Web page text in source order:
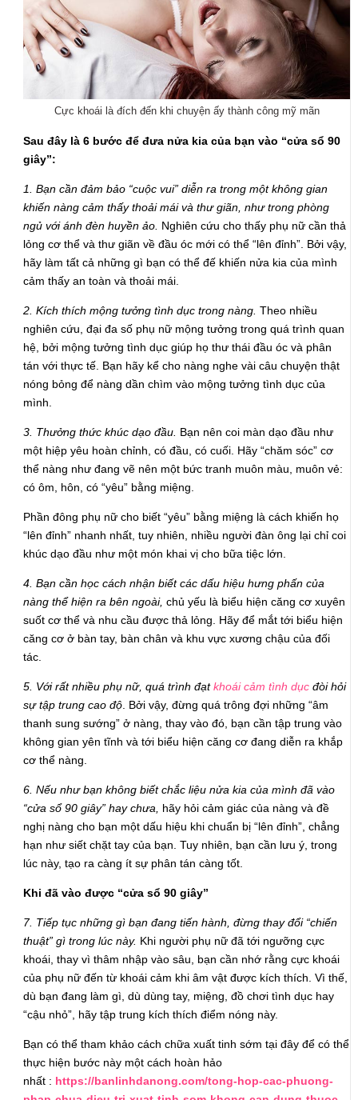
Cực khoái là đích đến khi chuyện ấy thành công mỹ mãn
Sau đây là 6 bước để đưa nửa kia của bạn vào “cửa sổ 90
giây”:
1. Bạn cần đảm bảo “cuộc vui” diễn ra trong một không gian
khiến nàng cảm thấy thoải mái và thư giãn, như trong phòng
ngủ với ánh đèn huyền ảo. Nghiên cứu cho thấy phụ nữ cần thả
lỏng cơ thể và thư giãn về đầu óc mới có thể “lên đỉnh”. Bởi vậy,
hãy làm tất cả những gì bạn có thể đế khiến nửa kia của mình
cảm thấy an toàn và thoải mái.
2. Kích thích mộng tưởng tình dục trong nàng. Theo nhiều
nghiên cứu, đại đa số phụ nữ mộng tưởng trong quá trình quan
hệ, bởi mộng tưởng tình dục giúp họ thư thái đầu óc và phân
tán với thực tế. Bạn hãy kể cho nàng nghe vài câu chuyện thật
nóng bỏng để nàng dần chìm vào mộng tưởng tình dục của
mình.
3. Thưởng thức khúc dạo đầu. Bạn nên coi màn dạo đầu như
một hiệp yêu hoàn chỉnh, có đầu, có cuối. Hãy “chăm sóc” cơ
thể nàng như đang vẽ nên một bức tranh muôn màu, muôn vẻ:
có ôm, hôn, có “yêu” bằng miệng.
Phần đông phụ nữ cho biết “yêu” bằng miệng là cách khiến họ
“lên đỉnh” nhanh nhất, tuy nhiên, nhiều người đàn ông lại chỉ coi
khúc dạo đầu như một món khai vị cho bữa tiệc lớn.
4. Bạn cần học cách nhận biết các dấu hiệu hưng phấn của
nàng thể hiện ra bên ngoài, chủ yếu là biểu hiện căng cơ xuyên
suốt cơ thể và nhu cầu được thả lỏng. Hãy để mắt tới biểu hiện
căng cơ ở bàn tay, bàn chân và khu vực xương chậu của đối
tác.
5. Với rất nhiều phụ nữ, quá trình đạtkhoái cảm tình dục đòi hỏi
sự tập trung cao độ . Bởi vậy, đừng quá trông đợi những “âm
thanh sung sướng” ở nàng, thay vào đó, bạn cần tập trung vào
không gian yên tĩnh và tới biểu hiện căng cơ đang diễn ra khắp
cơ thể nàng.
6. Nếu như bạn không biết chắc liệu nửa kia của mình đã vào
“cửa sổ 90 giây” hay chưa,
hãy hỏi cảm giác của nàng và đề
nghị nàng cho bạn một dấu hiệu khi chuẩn bị “lên đỉnh”, chẳng
hạn như siết chặt tay của bạn. Tuy nhiên, bạn cần lưu ý, trong
lúc này, tạo ra càng ít sự phân tán càng tốt.
Khi đã vào được “cửa sổ 90 giây”
7. Tiếp tục những gì bạn đang tiến hành, đừng thay đổi “chiến
thuật” gì trong lúc này. Khi người phụ nữ đã tới ngưỡng cực
khoái, thay vì thâm nhập vào sâu, bạn cần nhớ rằng cực khoái
của phụ nữ đến từ khoái cảm khi âm vật được kích thích. Vì thế,
dù bạn đang làm gì, dù dùng tay, miệng, đồ chơi tình dục hay
“cậu nhỏ”, hãy tập trung kích thích điểm nóng này.
Bạn có thể tham khảo cách chữa xuất tinh sớm tại đây để có thể
thực hiện bước này một cách hoàn hảo
nhất : https://banlinhdanong.com/tong-hop-cac-phuong-